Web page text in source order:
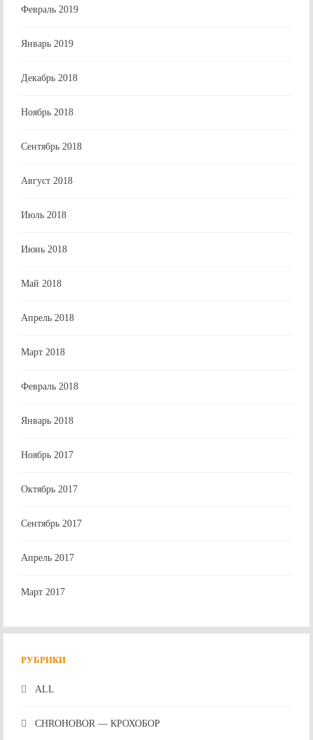
Февраль 2019
Январь 2019
Декабрь 2018
Ноябрь 2018
Сентябрь 2018
Август 2018
Июль 2018
Июнь 2018
Май 2018
Апрель 2018
Март 2018
Февраль 2018
Январь 2018
Ноябрь 2017
Октябрь 2017
Сентябрь 2017
Апрель 2017
Март 2017
РУБРИКИ
ALL
CHROHOBOR — КРОХОБОР